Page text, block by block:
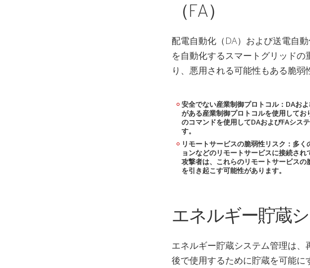
（FA）
配電自動化（DA）および送電自
を自動化するスマートグリッド
り、悪用される可能性もある脆弱
安全でない産業制御プロトコル：DAお
がある産業制御プロトコルを使用して
のコマンドを使用してDAおよびFAシス
す。
リモートサービスの脆弱性リスク：多
ョンなどのリモートサービスに接続さ
攻撃者は、これらのリモートサービス
を引き起こす可能性があります。
エネルギー貯蔵
エネルギー貯蔵システム管理は
後で使用するために貯蔵を可能に